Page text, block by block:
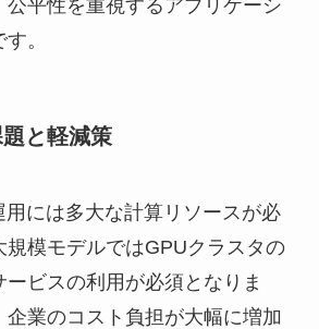
公平性を重視するアプリケーシ
。
と軽減策
には多大な計算リソースが必
規模モデルではGPUクラスタの
ビスの利用が必須となりま
業のコスト負担が大幅に増加